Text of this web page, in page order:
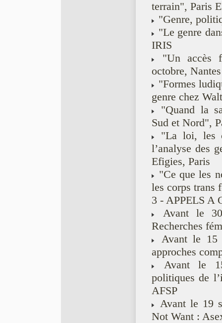
terrain", Paris
"Genre,
"Le genre
IRIS
"Un accès
octobre, Nantes
"Formes
genre chez
"Quand la
Sud et Nord",
"La loi, les
l’analyse des
Efigies, Paris
"Ce que les
les corps trans
3 - APPELS A
Avant le 30
Recherches
Avant le 15
approches
Avant le
politiques de
AFSP
Avant le 19
Not Want :